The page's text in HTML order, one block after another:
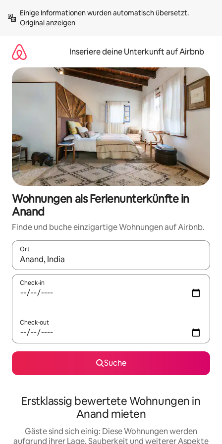
Inhalten
springenOriginal anzeigen
Inseriere deine Unterkunft auf Airbnb
Wohnungen als Ferienunterkünfte in
Anand
Finde und buche einzigartige Wohnungen auf Airbnb.
Ort
Wenn Ergebnisse verfügbar sind, navigiere mit den
Check-in
Check-out
Suche
Erstklassig bewertete Wohnungen in
Anand mieten
Gäste sind sich einig: Diese Wohnungen werden
aufgrund ihrer Lage, Sauberkeit und weiterer Aspekte